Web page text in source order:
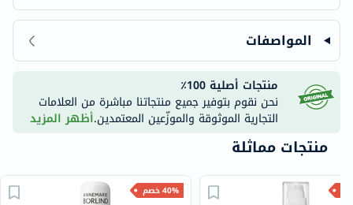
المواصفات
منتجات أصلية 100٪
نحن نقوم بتوفير جميع منتجاتنا مباشرة من العلامات
التجارية الموثوقة والموزّعين المعتمدين.أظهر المزيد
منتجات مماثلة
40% خصم